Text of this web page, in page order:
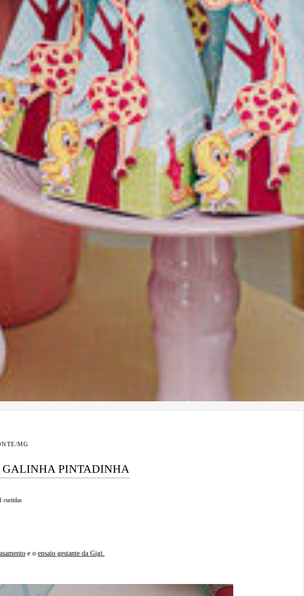
MG
GALINHA PINTADINHA
curtidas
e o ensaio gestante da Gigi.